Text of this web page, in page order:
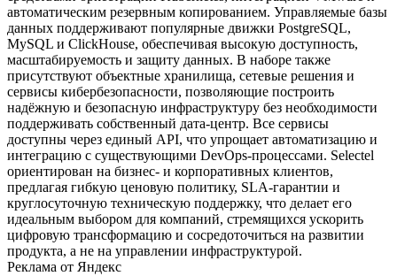
автоматическим резервным копированием. Управляемые базы
данных поддерживают популярные движки PostgreSQL,
MySQL и ClickHouse, обеспечивая высокую доступность,
масштабируемость и защиту данных. В наборе также
присутствуют объектные хранилища, сетевые решения и
сервисы кибербезопасности, позволяющие построить
надёжную и безопасную инфраструктуру без необходимости
поддерживать собственный дата‑центр. Все сервисы
доступны через единый API, что упрощает автоматизацию и
интеграцию с существующими DevOps‑процессами. Selectel
ориентирован на бизнес‑ и корпоративных клиентов,
предлагая гибкую ценовую политику, SLA‑гарантии и
круглосуточную техническую поддержку, что делает его
идеальным выбором для компаний, стремящихся ускорить
цифровую трансформацию и сосредоточиться на развитии
продукта, а не на управлении инфраструктурой.
Реклама от Яндекс